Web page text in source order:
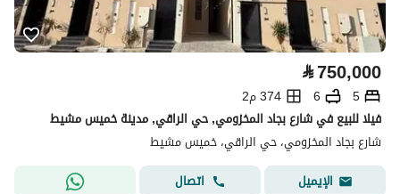
⃁750,000
5
6
374 م2
فيلا للبيع في شارع بجاد المخزومي, حي الراقي, مدينة خميس مشيط
شارع بجاد المخزومي، حي الراقي، خميس مشيط
الإيميل
اتصال